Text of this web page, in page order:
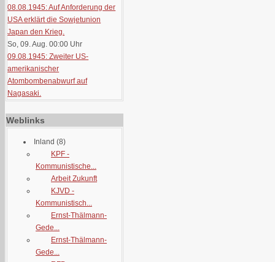
08.08.1945: Auf Anforderung der
USA erklärt die Sowjetunion
Japan den Krieg.
So, 09. Aug. 00:00 Uhr
09.08.1945: Zweiter US-
amerikanischer
Atombombenabwurf auf
Nagasaki.
Weblinks
Inland (8)
KPF -
Kommunistische...
Arbeit Zukunft
KJVD -
Kommunistisch...
Ernst-Thälmann-
Gede...
Ernst-Thälmann-
Gede...